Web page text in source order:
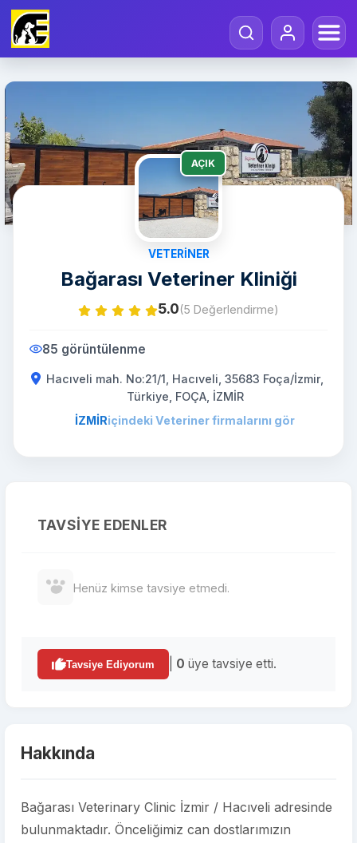
AÇIK
VETERINER
Bağarası Veteriner Kliniği
5.0(5 Değerlendirme)
85 görüntülenme
Hacıveli mah. No:21/1, Hacıveli, 35683 Foça/İzmir,
Türkiye, FOÇA, İZMİR
İZMİRiçindeki Veteriner firmalarını gör
TAVSIYE EDENLER
Henüz kimse tavsiye etmedi.
Tavsiye Ediyorum 0 üye tavsiye etti.
Hakkında
Bağarası Veterinary Clinic İzmir / Hacıveli adresinde
bulunmaktadır. Önceliğimiz can dostlarımızın